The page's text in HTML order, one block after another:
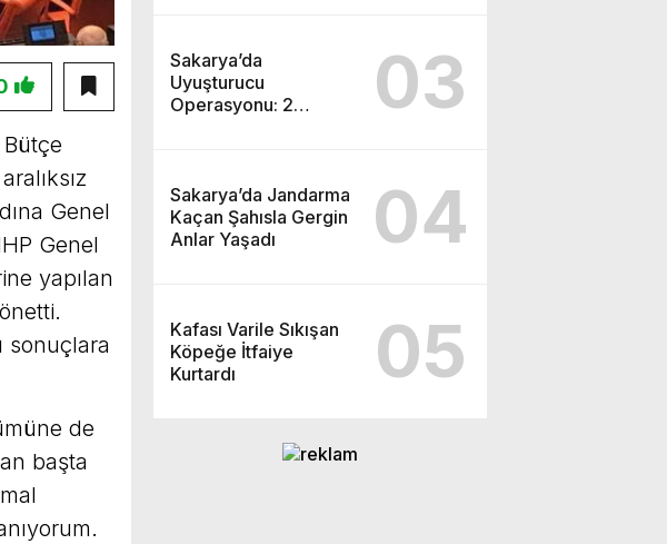
Sakarya’da
Uyuşturucu
Operasyonu: 2
03
Sakarya’da Jandarma
Kaçan Şahısla Gergin
Anlar Yaşadı
04
Kafası Varile Sıkışan
Köpeğe İtfaiye
Kurtardı
05
Genel
Genel
yapılan
sonuçlara
de
başta